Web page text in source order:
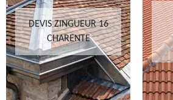
DEVIS ZINGUEUR 16
CHARENTE